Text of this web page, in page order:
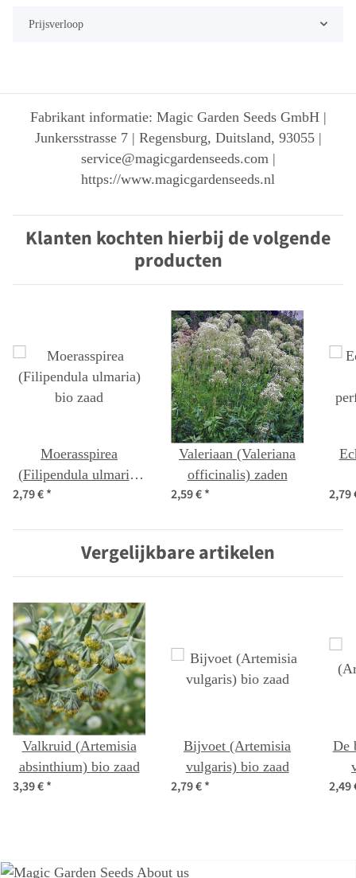
Prijsverloop
Fabrikant informatie: Magic Garden Seeds GmbH |
Junkersstrasse 7 | Regensburg, Duitsland, 93055 |
service@magicgardenseeds.com |
https://www.magicgardenseeds.nl
Klanten kochten hierbij de volgende
producten
Moerasspirea
(Filipendula ulmaria)
2,79 €*
Valeriaan (Valeriana
officinalis) zaden
2,59 €* 2,79
Vergelijkbare artikelen
Valkruid (Artemisia
absinthium) bio zaad
3,39 €*
Bijvoet (Artemisia
vulgaris) bio zaad
2,79 €*
De
2,49